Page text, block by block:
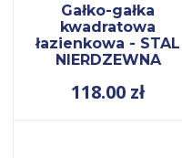
Gałko-gałka
kwadratowa
łazienkowa - STAL
NIERDZEWNA
118.00 zł